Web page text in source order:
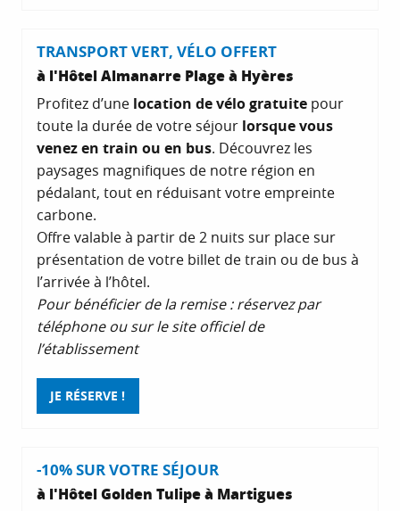
TRANSPORT VERT, VÉLO OFFERT
à l'Hôtel Almanarre Plage à Hyères
Profitez d’une location de vélo gratuite pour
toute la durée de votre séjour lorsque vous
venez en train ou en bus. Découvrez les
paysages magnifiques de notre région en
pédalant, tout en réduisant votre empreinte
carbone.
Offre valable à partir de 2 nuits sur place sur
présentation de votre billet de train ou de bus à
l’arrivée à l’hôtel.
Pour bénéficier de la remise : réservez par
téléphone ou sur le site officiel de
l’établissement
JE RÉSERVE !
-10% SUR VOTRE SÉJOUR
à l'Hôtel Golden Tulipe à Martigues